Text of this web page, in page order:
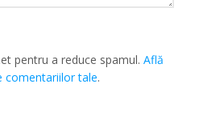
pentru a reduce spamul.Află
comentariilor tale.